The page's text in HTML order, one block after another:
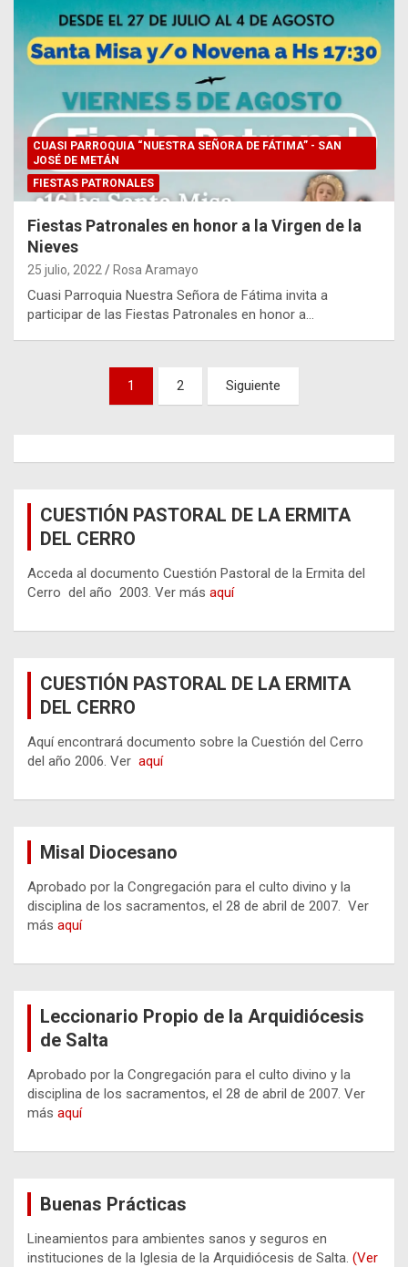
CUASI PARROQUIA “NUESTRA SEÑORA DE FÁTIMA” - SAN
JOSÉ DE METÁN
FIESTAS PATRONALES
Fiestas Patronales en honor a la Virgen de la
Nieves
25 julio, 2022 Rosa Aramayo
Cuasi Parroquia Nuestra Señora de Fátima invita a
participar de las Fiestas Patronales en honor a…
1 2 Siguiente
CUESTIÓN PASTORAL DE LA ERMITA
DEL CERRO
Acceda al documento Cuestión Pastoral de la Ermita del
Cerro del año 2003. Ver más aquí
CUESTIÓN PASTORAL DE LA ERMITA
DEL CERRO
Aquí encontrará documento sobre la Cuestión del Cerro
del año 2006. Ver aquí
Misal Diocesano
Aprobado por la Congregación para el culto divino y la
disciplina de los sacramentos, el 28 de abril de 2007. Ver
más aquí
Leccionario Propio de la Arquidiócesis
de Salta
Aprobado por la Congregación para el culto divino y la
disciplina de los sacramentos, el 28 de abril de 2007. Ver
más aquí
Buenas Prácticas
Lineamientos para ambientes sanos y seguros en
instituciones de la Iglesia de la Arquidiócesis de Salta. (Ver